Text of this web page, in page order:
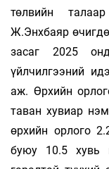
төлвийн
Ж.Энхбаяр
засаг 2025
үйлчилгээний
аж. Өрхийн
таван хувиар
өрхийн орлого
буюу 10.5 хувь